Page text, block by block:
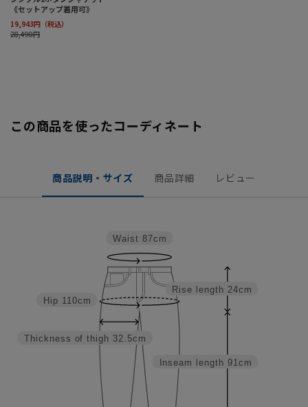
この商品を使ったコーディネート
商品説明・サイズ 商品詳細 レビュー
Inseam length 91cm
Rise length 24cm
Thickness of thigh 32.5cm
Hip 110cm
Waist 87cm